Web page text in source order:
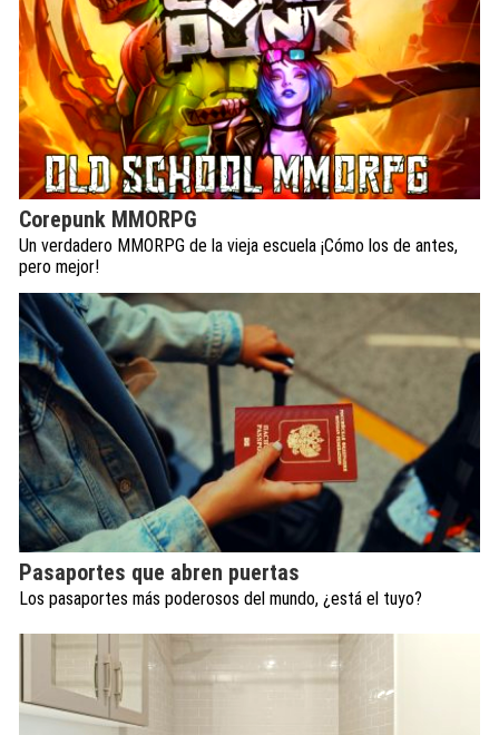
Corepunk MMORPG
Un verdadero MMORPG de la vieja escuela ¡Cómo los de antes,
pero mejor!
Pasaportes que abren puertas
Los pasaportes más poderosos del mundo, ¿está el tuyo?